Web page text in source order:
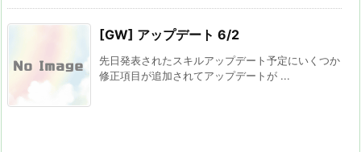
[GW] アップデート 6/2
先日発表されたスキルアップデート予定にいくつか
修正項目が追加されてアップデートが ...